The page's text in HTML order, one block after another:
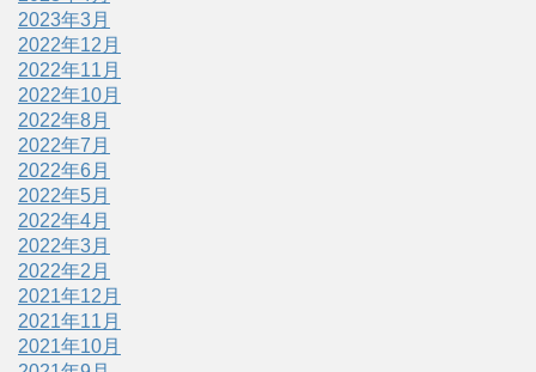
2023年3月
2022年12月
2022年11月
2022年10月
2022年8月
2022年7月
2022年6月
2022年5月
2022年4月
2022年3月
2022年2月
2021年12月
2021年11月
2021年10月